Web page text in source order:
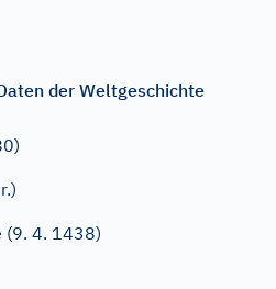
der Weltgeschichte
(9. 4. 1438)